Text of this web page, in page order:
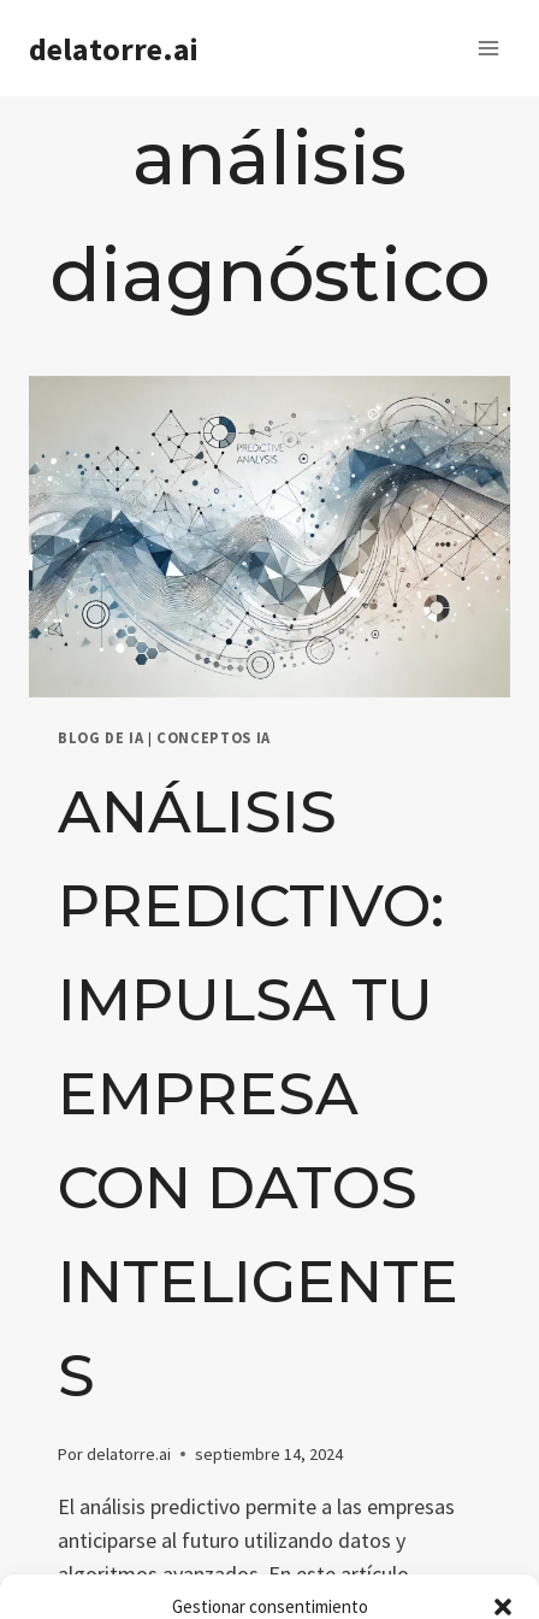
Gestionar consentimiento
delatorre.ai
análisis
diagnóstico
BLOG DE IA | CONCEPTOS IA
ANÁLISIS
PREDICTIVO:
IMPULSA TU
EMPRESA
CON DATOS
INTELIGENTE
S
Pordelatorre.ai septiembre 14, 2024
El análisis predictivo permite a las empresas
anticiparse al futuro utilizando datos y
algoritmos avanzados. En este artículo
exploramos su importancia en la era del big